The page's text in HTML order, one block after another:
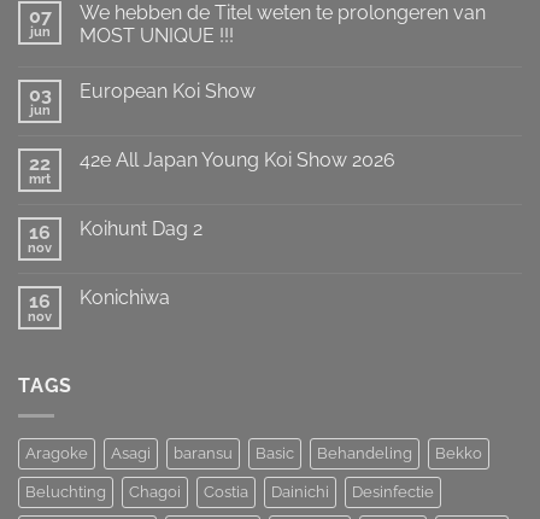
07
jun
We hebben de Titel weten te prolongeren van
MOST UNIQUE !!!
op
Titel
weten
MOST
03
jun
European Koi Show
European
22
mrt
42e All Japan Young Koi Show 2026
42e
Koi
Show
16
nov
Koihunt Dag 2
Koihunt
16
nov
Konichiwa
TAGS
Aragoke Asagi baransu Basic Behandeling Bekko
Beluchting Chagoi Costia Dainichi Desinfectie